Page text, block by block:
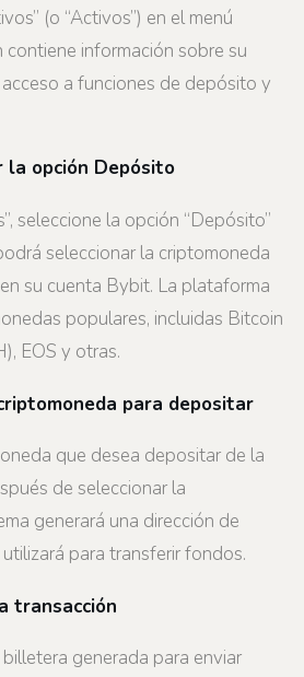
(o “Activos”) en el menú
contiene información sobre su
a funciones de depósito y
la opción Depósito
seleccione la opción “Depósito”
seleccionar la criptomoneda
su cuenta Bybit. La plataforma
populares, incluidas Bitcoin
EOS y otras.
para depositar
que desea depositar de la
de seleccionar la
generará una dirección de
para transferir fondos.
transacción
generada para enviar